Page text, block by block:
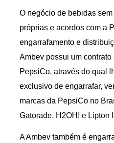
O negócio de bebidas
próprias e acordos com a
engarrafamento e
Ambev possui um
PepsiCo, através do qual
exclusivo de engarrafar,
marcas da PepsiCo no
Gatorade, H2OH! e Lipton
A Ambev também é